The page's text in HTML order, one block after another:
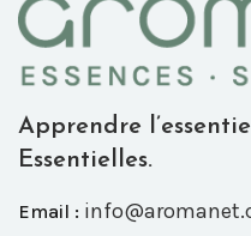
Apprendre
Essentielles.
Email :